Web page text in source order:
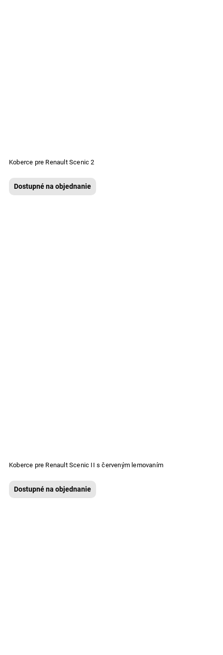
Koberce pre Renault Scenic 2
Dostupné na objednanie
Koberce pre Renault Scenic II s červeným lemovaním
Dostupné na objednanie